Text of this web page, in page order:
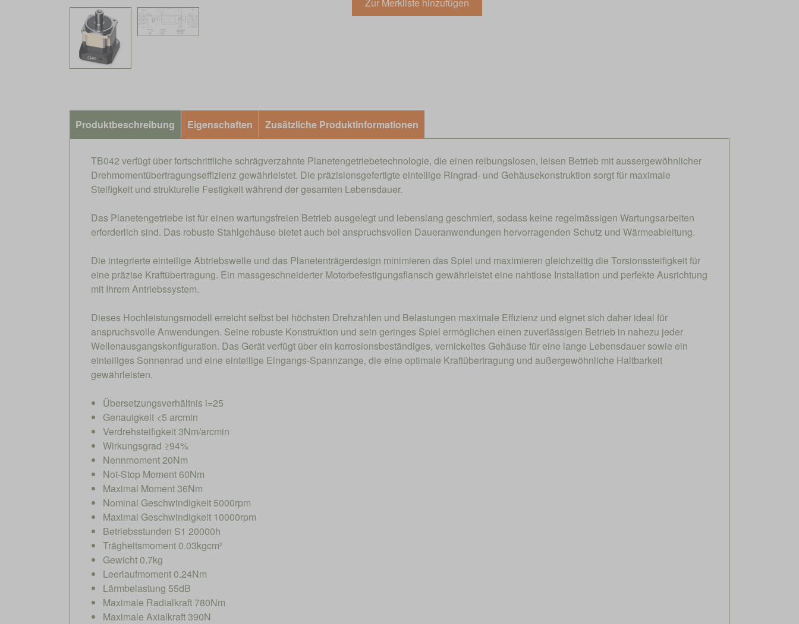
Produktbeschreibung Eigenschaften Zusätzliche Produktinformationen
TB042 verfügt über fortschrittliche schrägverzahnte Planetengetriebetechnologie, die einen reibungslosen, leisen Betrieb mit aussergewöhnlicher
Drehmomentübertragungseffizienz gewährleistet. Die präzisionsgefertigte einteilige Ringrad- und Gehäusekonstruktion sorgt für maximale
Steifigkeit und strukturelle Festigkeit während der gesamten Lebensdauer.
Das Planetengetriebe ist für einen wartungsfreien Betrieb ausgelegt und lebenslang geschmiert, sodass keine regelmässigen Wartungsarbeiten
erforderlich sind. Das robuste Stahlgehäuse bietet auch bei anspruchsvollen Daueranwendungen hervorragenden Schutz und Wärmeableitung.
Die integrierte einteilige Abtriebswelle und das Planetenträgerdesign minimieren das Spiel und maximieren gleichzeitig die Torsionssteifigkeit für
eine präzise Kraftübertragung. Ein massgeschneiderter Motorbefestigungsflansch gewährleistet eine nahtlose Installation und perfekte Ausrichtung
mit Ihrem Antriebssystem.
Dieses Hochleistungsmodell erreicht selbst bei höchsten Drehzahlen und Belastungen maximale Effizienz und eignet sich daher ideal für
anspruchsvolle Anwendungen. Seine robuste Konstruktion und sein geringes Spiel ermöglichen einen zuverlässigen Betrieb in nahezu jeder
Wellenausgangskonfiguration. Das Gerät verfügt über ein korrosionsbeständiges, vernickeltes Gehäuse für eine lange Lebensdauer sowie ein
einteiliges Sonnenrad und eine einteilige Eingangs-Spannzange, die eine optimale Kraftübertragung und außergewöhnliche Haltbarkeit
gewährleisten.
Übersetzungsverhältnis i=25
Genauigkeit <5 arcmin
Verdrehsteifigkeit 3Nm/arcmin
Wirkungsgrad ≥94%
Nennmoment 20Nm
Not-Stop Moment 60Nm
Maximal Moment 36Nm
Nominal Geschwindigkeit 5000rpm
Maximal Geschwindigkeit 10000rpm
Betriebsstunden S1 20000h
Trägheitsmoment 0.03kgcm²
Gewicht 0.7kg
Leerlaufmoment 0.24Nm
Lärmbelastung 55dB
Maximale Radialkraft 780Nm
Maximale Axialkraft 390N